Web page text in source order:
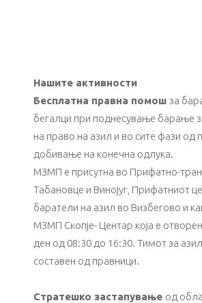
Нашите активности
Бесплатна правна помошза
бегалци при поднесување барање
на право на азил и во сите фази од
добивање на конечна одлука.
МЗМП е присутна во Прифатно-
Табановце и Винојуг, Прифатниот
баратели на азил во Визбегово и
МЗМП Скопје- Центар која е
ден од 08:30 до 16:30. Тимот за
составен од правници.
Стратешко застапување од